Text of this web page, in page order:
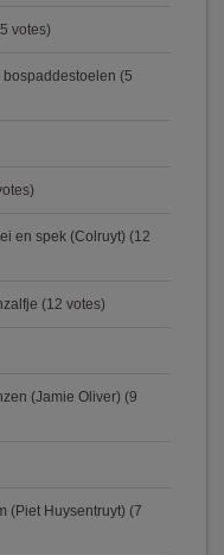
votes)
(5
en spek (Colruyt) (12
(12 votes)
(Jamie Oliver) (9
(Piet Huysentruyt) (7